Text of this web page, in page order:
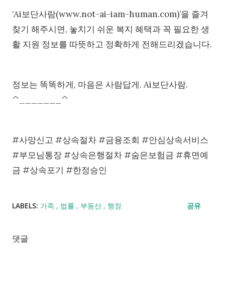
‘Ai보단사람(www.not-ai-iam-human.com)’을 즐겨
찾기 해주시면, 놓치기 쉬운 복지 혜택과 꼭 필요한 생
활 지원 정보를 따뜻하고 정확하게 전해드리겠습니다.
정보는 똑똑하게, 마음은 사람답게. Ai보단사람.
^_______^
#사망신고 #상속절차 #금융조회 #안심상속서비스
#부모님통장 #상속은행절차 #숨은보험금 #휴면예
금 #상속포기 #한정승인
LABELS: 가족 법률 부동산 행정 공유
댓글